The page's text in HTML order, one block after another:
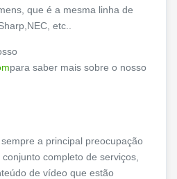
que é a mesma linha de
etc..
para saber mais sobre o nosso
a principal preocupação
completo de serviços,
de vídeo que estão